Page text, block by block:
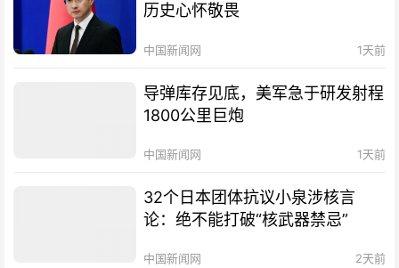
历史心怀敬畏
中国新闻网 1天前
导弹库存见底，美军急于研发射程
1800公里巨炮
中国新闻网 1天前
32个日本团体抗议小泉涉核言
论：绝不能打破“核武器禁忌”
中国新闻网 2天前